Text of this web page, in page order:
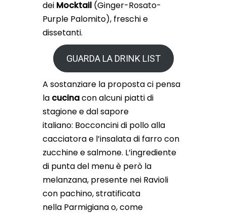
dei Mocktail (Ginger-Rosato-
Purple Palomito), freschi e
dissetanti.
GUARDA LA DRINK LIST
A sostanziare la proposta ci pensa
la cucinacon alcuni piatti di
stagione e dal sapore
italiano: Bocconcini di pollo alla
cacciatora e l’insalata di farro con
zucchine e salmone. L’ingrediente
di punta del menu è però la
melanzana, presente nei Ravioli
con pachino, stratificata
nella Parmigiana o, come